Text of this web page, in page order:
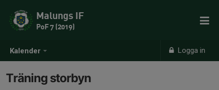
Kalender Logga in
Malungs IF
PoF 7 (2019)
Träning storbyn